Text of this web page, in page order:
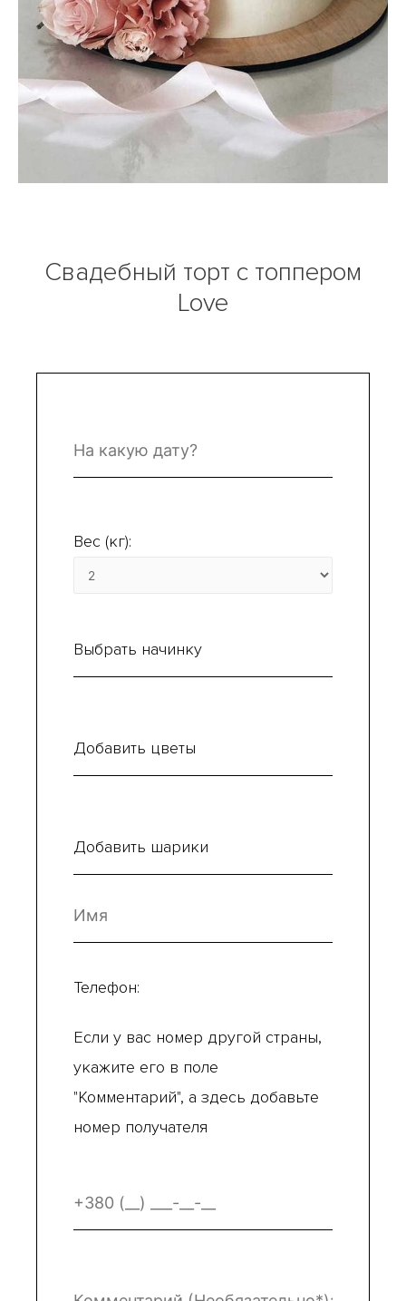
Свадебный торт с топпером
Love
Вес (кг):
Выбрать начинку
Добавить цветы
Добавить шарики
Телефон:
Если у вас номер другой страны,
укажите его в поле
"Комментарий", а здесь добавьте
номер получателя